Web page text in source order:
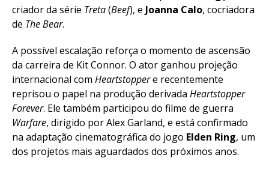
criador da série Treta(Beef), e Joanna Calo, cocriadora
de The Bear.
A possível escalação reforça o momento de ascensão
da carreira de Kit Connor. O ator ganhou projeção
internacional com Heartstoppere recentemente
reprisou o papel na produção derivada Heartstopper
Forever. Ele também participou do filme de guerra
Warfare, dirigido por Alex Garland, e está confirmado
na adaptação cinematográfica do jogo Elden Ring, um
dos projetos mais aguardados dos próximos anos.